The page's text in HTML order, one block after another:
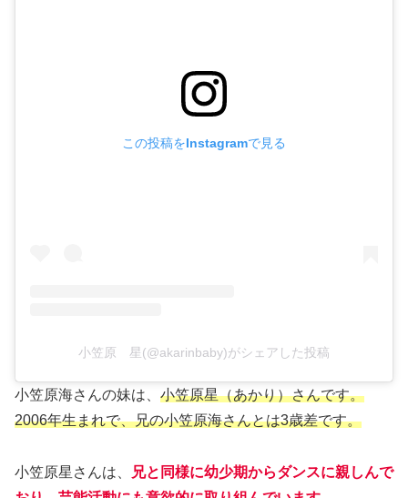
この投稿をInstagramで見る
小笠原 星(@akarinbaby)がシェアした投稿
小笠原海さんの妹は、 小笠原星（あかり）さんです。
2006年生まれで、兄の小笠原海さんとは3歳差です。
小笠原星さんは、
兄と同様に幼少期からダンスに親しんで